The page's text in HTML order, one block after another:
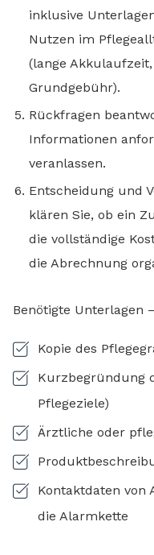
inklusive
Nutzen im
(lange
Grundgebühr).
Rückfragen
Informationen
veranlassen.
Entscheidung und
klären Sie, ob ein
die vollständige
die Abrechnung
Benötigte Unterlagen
Kopie des
Kurzbegründung
Pflegeziele)
Ärztliche oder
Kontaktdaten von
die Alarmkette